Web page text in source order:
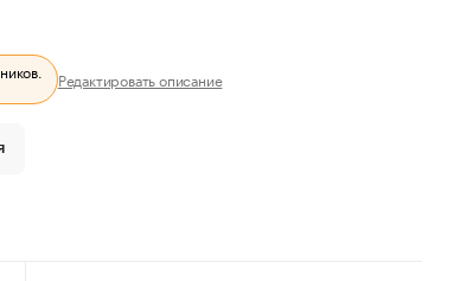
Редактировать описание